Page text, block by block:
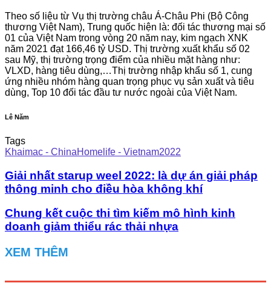
Theo số liệu từ Vụ thị trường châu Á-Châu Phi (Bộ Công
thương Việt Nam), Trung quốc hiện là: đối tác thương mại số
01 của Việt Nam trong vòng 20 năm nay, kim ngạch XNK
năm 2021 đạt 166,46 tỷ USD. Thị trường xuất khẩu số 02
sau Mỹ, thị trường trọng điểm của nhiều mặt hàng như:
VLXD, hàng tiêu dùng,…Thị trường nhập khẩu số 1, cung
ứng nhiều nhóm hàng quan trọng phục vụ sản xuất và tiêu
dùng, Top 10 đối tác đầu tư nước ngoài của Việt Nam.
Lê Năm
Tags
Khaimac - ChinaHomelife - Vietnam2022
Giải nhất starup weel 2022: là dự án giải pháp
thông minh cho điều hòa không khí
Chung kết cuộc thi tìm kiếm mô hình kinh
doanh giảm thiểu rác thải nhựa
XEM THÊM